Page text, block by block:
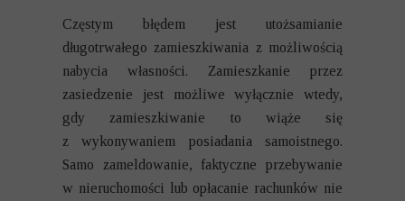
Częstym błędem jest utożsamianie
długotrwałego zamieszkiwania z możliwością
nabycia własności. Zamieszkanie przez
zasiedzenie jest możliwe wyłącznie wtedy,
gdy zamieszkiwanie to wiąże się
z wykonywaniem posiadania samoistnego.
Samo zameldowanie, faktyczne przebywanie
w nieruchomości lub opłacanie rachunków nie